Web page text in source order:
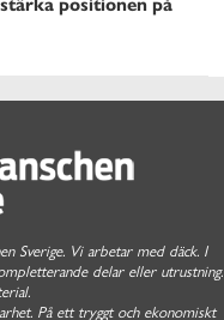
Sverige. Vi arbetar med däck. I
delar eller utrustning.
På ett tryggt och ekonomiskt